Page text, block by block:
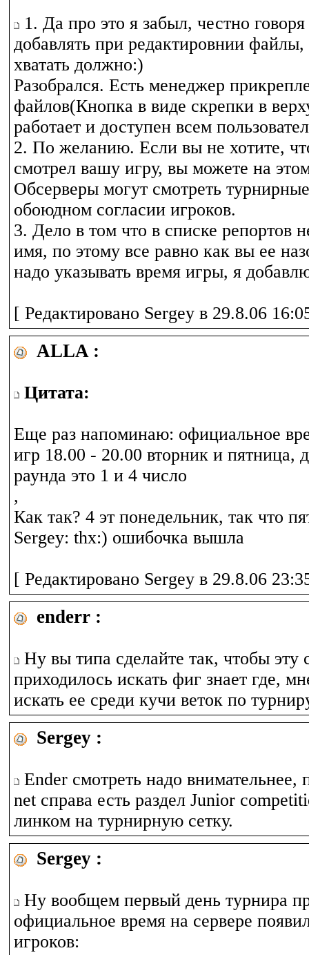
1. Да про это я забыл, честно
добавлять при редактировнии
хватать должно:)
Разобрался. Есть менеджер
файлов(Кнопка в виде скрепки в
работает и доступен всем
2. По желанию. Если вы не хотите,
смотрел вашу игру, вы можете на
Обсерверы могут смотреть
обоюдном согласии игроков.
3. Дело в том что в списке репортов
имя, по этому все равно как вы ее
надо указывать время игры, я
[ Редактировано Sergey в 29.8.06
ALLA :
Цитата:
Еще раз напоминаю: официальное
игр 18.00 - 20.00 вторник и пятница,
раунда это 1 и 4 число
,
Как так? 4 эт понедельник, так что
Sergey: thx:) ошибочка вышла
[ Редактировано Sergey в 29.8.06
enderr :
Ну вы типа сделайте так, чтобы эту
приходилось искать фиг знает где,
искать ее среди кучи веток по
Sergey :
Ender смотреть надо внимательнее,
net справа есть раздел Junior
линком на турнирную сетку.
Sergey :
Ну вообщем первый день турнира
официальное время на сервере
игроков: